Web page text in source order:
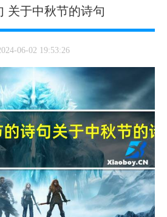
关于中秋节的诗句
06-02 19:53:26